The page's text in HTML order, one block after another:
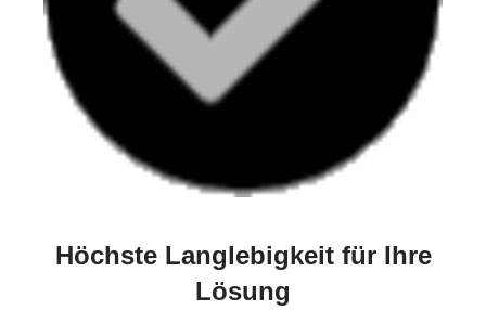
Höchste Langlebigkeit für Ihre
Lösung